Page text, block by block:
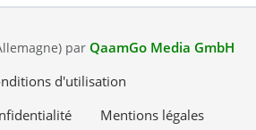
par QaamGo Media GmbH
d'utilisation
Mentions légales